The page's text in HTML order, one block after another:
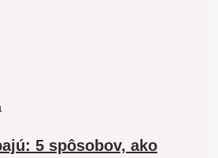
5 spôsobov, ako